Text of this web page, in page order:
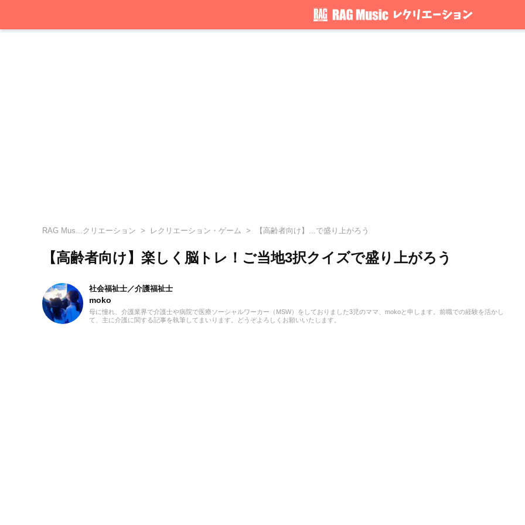
RAG Mus...クリエーション レクリエーション・ゲーム 【高齢者向け】...で盛り上がろう
【高齢者向け】楽しく脳トレ！ご当地3択クイズで盛り上がろう
社会福祉士／介護福祉士
moko
母に憧れ、介護業界で介護士や病院で医療ソーシャルワーカー（MSW）をしておりました3児のママ、mokoと申します。前職での経験を活かし
て、主に介護に関する記事を執筆してまいります。どうぞよろしくお願いいたします。